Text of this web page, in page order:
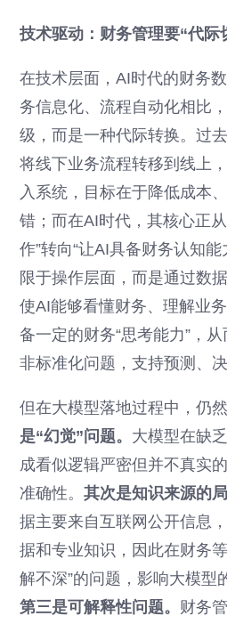
技术驱动：财务管理要“代际
在技术层面，AI时代的财务
务信息化、流程自动化相比
级，而是一种代际转换。过
将线下业务流程转移到线上
入系统，目标在于降低成本
错；而在AI时代，其核心正
作”转向“让AI具备财务认知
限于操作层面，而是通过数
使AI能够看懂财务、理解业
备一定的财务“思考能力”，
非标准化问题，支持预测、
但在大模型落地过程中，仍
是“幻觉”问题。 大模型在缺
成看似逻辑严密但并不真实
准确性。其次是知识来源的局
据主要来自互联网公开信息
据和专业知识，因此在财务
解不深”的问题，影响大模型
第三是可解释性问题。 财务